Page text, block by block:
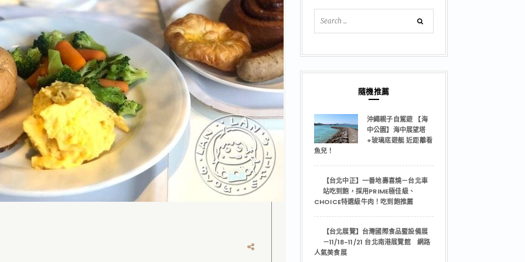
隨機推薦
沖繩親子自駕遊 【海
中公園】海中展望塔
+玻璃底遊艇 近距離看
魚兒！
【台北中正】一番地壽喜燒－台北車
站吃到飽，採用PRIME極佳級、
CHOICE特選級牛肉！吃到飽推薦
【台北展覽】台灣國際食品暨設備展
－11/18-11/21 台北南港展覽館 網路
人氣美食展